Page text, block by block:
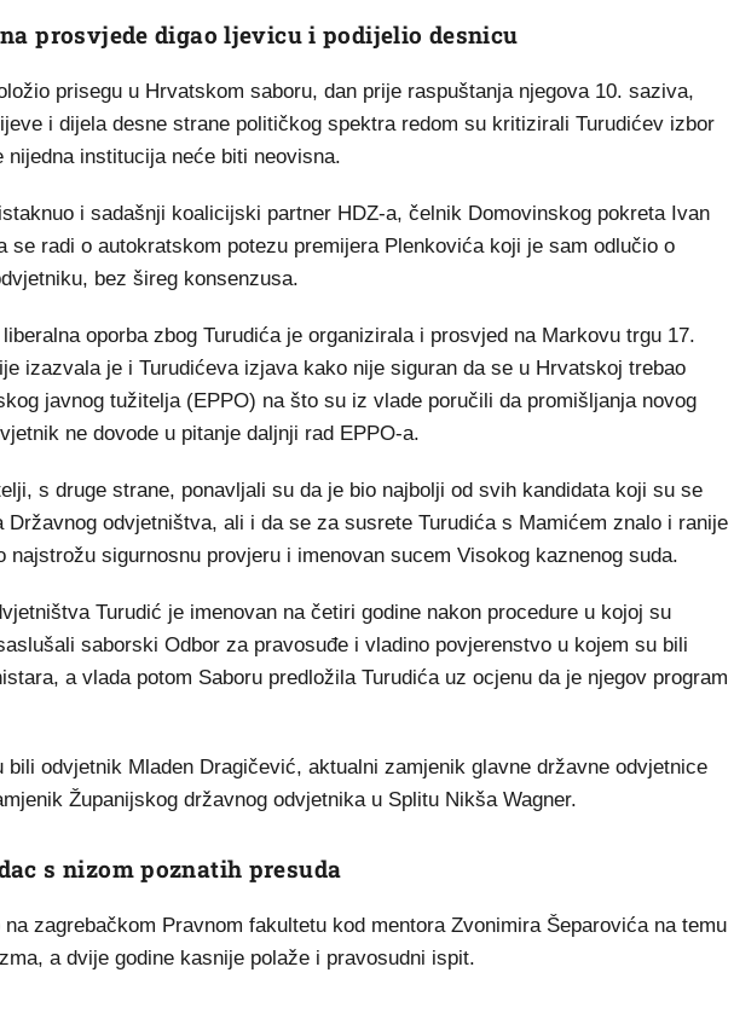
prosvjede digao ljevicu i podijelio desnicu
prisegu u Hrvatskom saboru, dan prije raspuštanja njegova 10. saziva,
i dijela desne strane političkog spektra redom su kritizirali Turudićev izbor
nijedna institucija neće biti neovisna.
i sadašnji koalicijski partner HDZ-a, čelnik Domovinskog pokreta Ivan
se radi o autokratskom potezu premijera Plenkovića koji je sam odlučio o
bez šireg konsenzusa.
oporba zbog Turudića je organizirala i prosvjed na Markovu trgu 17.
izazvala je i Turudićeva izjava kako nije siguran da se u Hrvatskoj trebao
javnog tužitelja (EPPO) na što su iz vlade poručili da promišljanja novog
ne dovode u pitanje daljnji rad EPPO-a.
s druge strane, ponavljali su da je bio najbolji od svih kandidata koji su se
Državnog odvjetništva, ali i da se za susrete Turudića s Mamićem znalo i ranije
najstrožu sigurnosnu provjeru i imenovan sucem Visokog kaznenog suda.
Turudić je imenovan na četiri godine nakon procedure u kojoj su
saborski Odbor za pravosuđe i vladino povjerenstvo u kojem su bili
a vlada potom Saboru predložila Turudića uz ocjenu da je njegov program
bili odvjetnik Mladen Dragičević, aktualni zamjenik glavne državne odvjetnice
Županijskog državnog odvjetnika u Splitu Nikša Wagner.
s nizom poznatih presuda
zagrebačkom Pravnom fakultetu kod mentora Zvonimira Šeparovića na temu
a dvije godine kasnije polaže i pravosudni ispit.